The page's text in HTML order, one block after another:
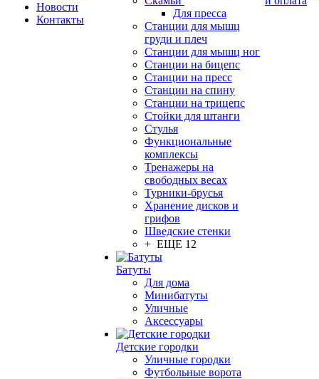
Новости
Контакты
Для пресса
Станции для мышц
груди и плеч
Станции для мышц ног
Станции на бицепс
Станции на пресс
Станции на спину
Станции на трицепс
Стойки для штанги
Стулья
Функциональные
комплексы
Тренажеры на
свободных весах
Турники-брусья
Хранение дисков и
грифов
Шведские стенки
+ ЕЩЕ 12
Батуты
Для дома
Минибатуты
Уличные
Аксессуары
Детские городки
Уличные городки
Футбольные ворота